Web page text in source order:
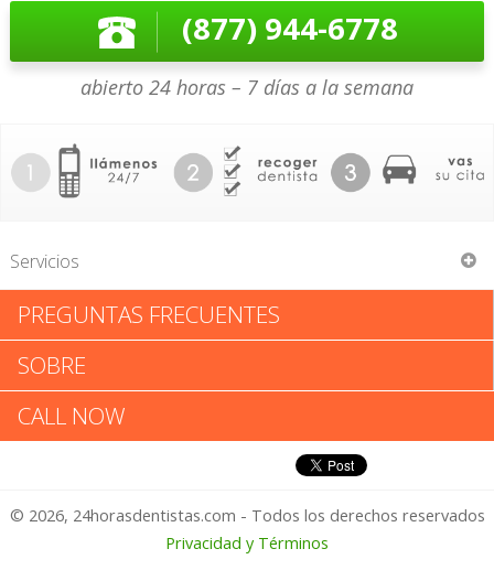
(877) 944-6778
abierto 24 horas – 7 días a la semana
Servicios
Allen T Black
Allen T Black: Califica tu
Experiencia
1 – No Feliz
PREGUNTAS FRECUENTES
SOBRE
CALL NOW
© 2026, 24horasdentistas.com - Todos los derechos reservados
Privacidad y Términos